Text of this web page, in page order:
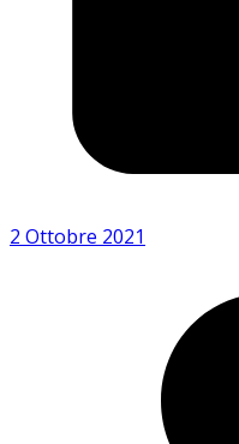
2 Ottobre 2021